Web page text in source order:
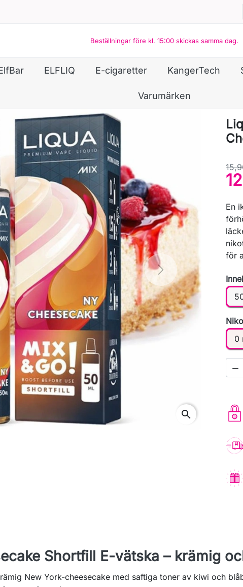
Beställningar före kl. 15:00 skickas samma dag.
ELFLIQ E-cigaretter KangerTech
Varumärken
Next
search
En
för
0

Shortfill E-vätska – krämig
New York-cheesecake med saftiga toner av kiwi och